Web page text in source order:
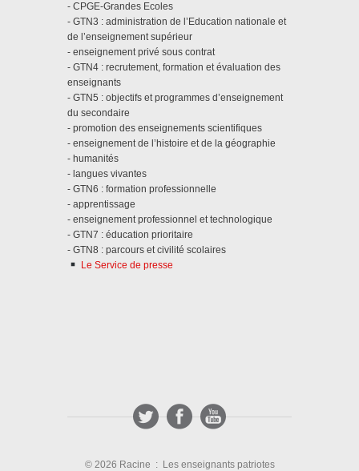
- CPGE-Grandes Ecoles
- GTN3 : administration de l’Education nationale et
de l’enseignement supérieur
- enseignement privé sous contrat
- GTN4 : recrutement, formation et évaluation des
enseignants
- GTN5 : objectifs et programmes d’enseignement
du secondaire
- promotion des enseignements scientifiques
- enseignement de l’histoire et de la géographie
- humanités
- langues vivantes
- GTN6 : formation professionnelle
- apprentissage
- enseignement professionnel et technologique
- GTN7 : éducation prioritaire
- GTN8 : parcours et civilité scolaires
Le Service de presse
© 2026 Racine : Les enseignants patriotes